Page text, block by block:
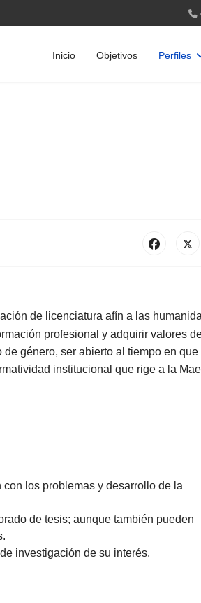
Inicio Objetivos Perfiles
de licenciatura afín a las
profesional y adquirir valores
género, ser abierto al tiempo en que
institucional que rige a la
los problemas y desarrollo de la
de tesis; aunque también pueden
investigación de su interés.